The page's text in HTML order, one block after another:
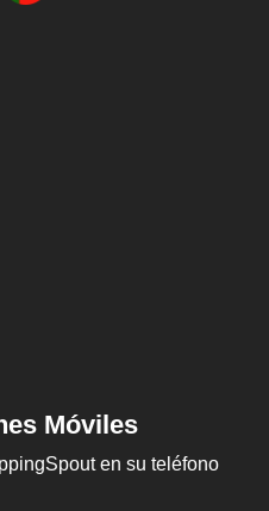
Móviles
en su teléfono